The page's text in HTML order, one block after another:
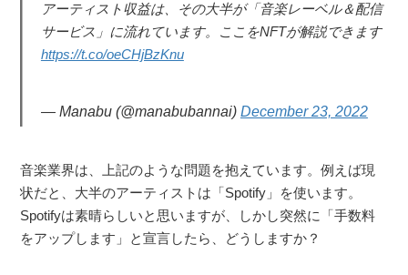
アーティスト収益は、その大半が「音楽レーベル＆配信
サービス」に流れています。ここをNFTが解説できます
https://t.co/oeCHjBzKnu
— Manabu (@manabubannai) December 23, 2022
音楽業界は、上記のような問題を抱えています。例えば現
状だと、大半のアーティストは「Spotify」を使います。
Spotifyは素晴らしいと思いますが、しかし突然に「手数料
をアップします」と宣言したら、どうしますか？